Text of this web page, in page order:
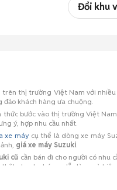
Đổi khu
trên thị trường Việt Nam với
khách hàng ưa chuộng.
thức bước vào thị trường Việt
ý, hợp nhu cầu nhất.
xe máy cụ thể là dòng xe máy
giá xe máy Suzuki.
cũ cần bán đi cho người có nhu
nhanh chóng, dễ dàng và hiệu